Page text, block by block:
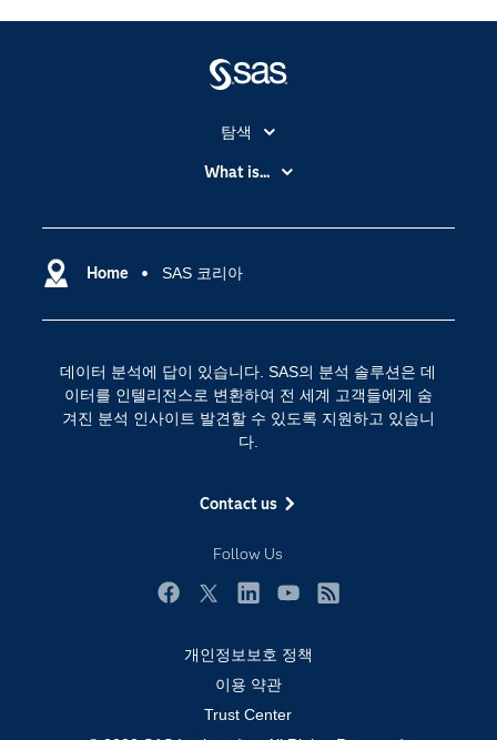
Home SAS 코리아
데이터 분석에 답이 있습니다. SAS의 분석 솔루션은 데
이터를 인텔리전스로 변환하여 전 세계 고객들에게 숨
겨진 분석 인사이트 발견할 수 있도록 지원하고 있습니
다.
Contact us
Follow Us
탐색
My SAS
SAS Viya
SAS 이벤트 정보
Training
개발자(Developers)
교육 전문가
산업별
솔루션 (Solutions)
자격증
접근성
What is...
디지털 트랜스포메이션
클라우드 컴퓨팅
개인정보보호 정책
이용 약관
Trust Center